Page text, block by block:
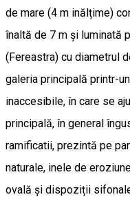
de mare (4 m inălțime)
înaltă de 7 m și luminată
(Fereastra) cu diametrul
galeria principală printr-
inaccesibile, în care se
principală, în general
ramificatii, prezintă pe
naturale, inele de
ovală și dispoziții